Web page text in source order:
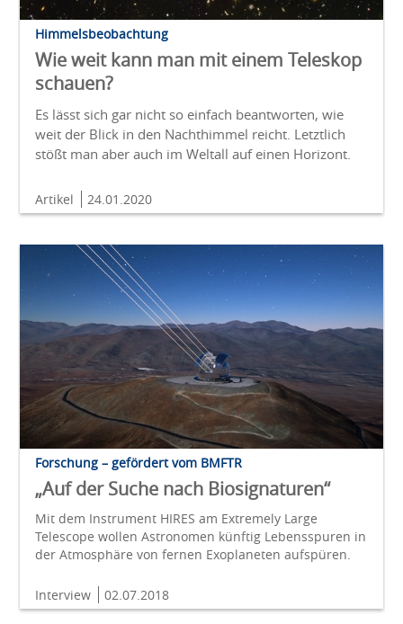
Himmelsbeobachtung
Wie weit kann man mit einem Teleskop
schauen?
Es lässt sich gar nicht so einfach beantworten, wie
weit der Blick in den Nachthimmel reicht. Letztlich
stößt man aber auch im Weltall auf einen Horizont.
Artikel 24.01.2020
Forschung – gefördert vom BMFTR
„Auf der Suche nach Biosignaturen“
Mit dem Instrument HIRES am Extremely Large
Telescope wollen Astronomen künftig Lebensspuren in
der Atmosphäre von fernen Exoplaneten aufspüren.
Interview 02.07.2018